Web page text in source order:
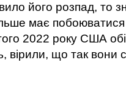
його розпад, то
має
2022 року США
вірили, що так вони